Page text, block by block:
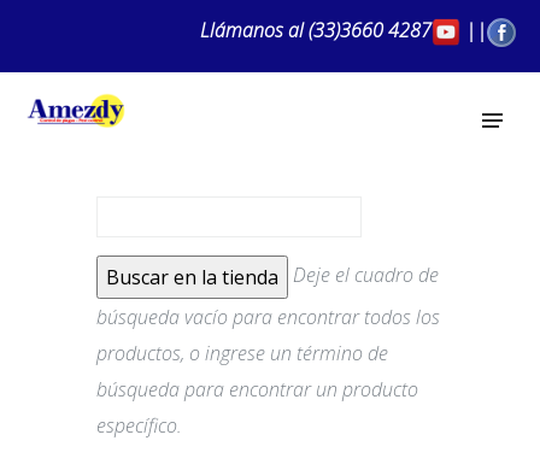
Llámanos al(33)3660 4287 ||
Deje el cuadro de
búsqueda vacío para encontrar todos los
productos, o ingrese un término de
búsqueda para encontrar un producto
específico.